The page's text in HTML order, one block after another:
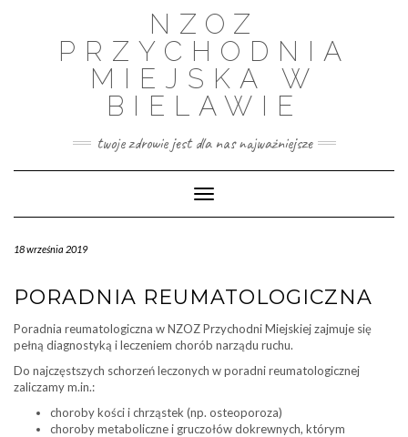
NZOZ
PRZYCHODNIA
MIEJSKA W
BIELAWIE
twoje zdrowie jest dla nas najważniejsze
Toggle Navigation
18 września 2019
PORADNIA REUMATOLOGICZNA
Poradnia reumatologiczna w NZOZ Przychodni Miejskiej zajmuje się
pełną diagnostyką i leczeniem chorób narządu ruchu.
Do najczęstszych schorzeń leczonych w poradni reumatologicznej
zaliczamy m.in.:
choroby kości i chrząstek (np. osteoporoza)
choroby metaboliczne i gruczołów dokrewnych, którym